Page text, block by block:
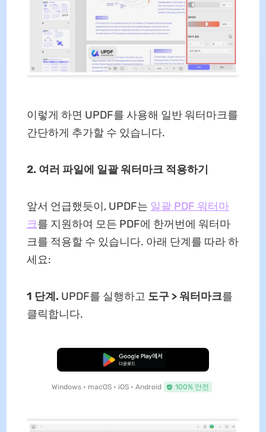
이렇게 하면 UPDF를 사용해 일반 워터마크를
간단하게 추가할 수 있습니다.
2. 여러 파일에 일괄 워터마크 적용하기
앞서 언급했듯이, UPDF는 일괄 PDF 워터마
크를 지원하여 모든 PDF에 한꺼번에 워터마
크를 적용할 수 있습니다. 아래 단계를 따라 하
세요:
1 단계. UPDF를 실행하고 도구 > 워터마크를
클릭합니다.
무료로 다운로드
Windows • macOS • iOS • Android 100% 안전